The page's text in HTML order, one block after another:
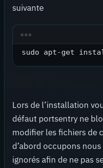
suivante
sudo apt-get
Lors de l’installation
défaut portsentry ne
modifier les fichiers de
d’abord occupons
ignorés afin de ne pas